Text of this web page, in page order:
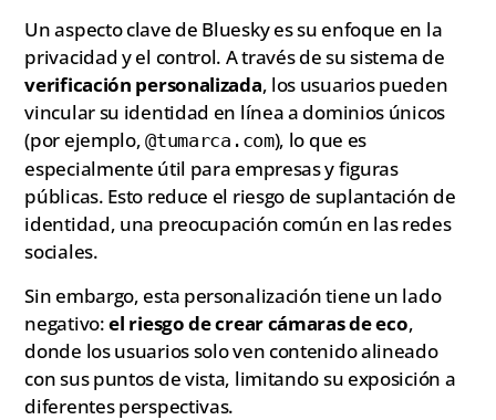
Un aspecto clave de Bluesky es su enfoque en la
privacidad y el control. A través de su sistema de
verificación personalizada, los usuarios pueden
vincular su identidad en línea a dominios únicos
(por ejemplo,@tumarca.com), lo que es
especialmente útil para empresas y figuras
públicas. Esto reduce el riesgo de suplantación de
identidad, una preocupación común en las redes
sociales.
Sin embargo, esta personalización tiene un lado
negativo:el riesgo de crear cámaras de eco,
donde los usuarios solo ven contenido alineado
con sus puntos de vista, limitando su exposición a
diferentes perspectivas.